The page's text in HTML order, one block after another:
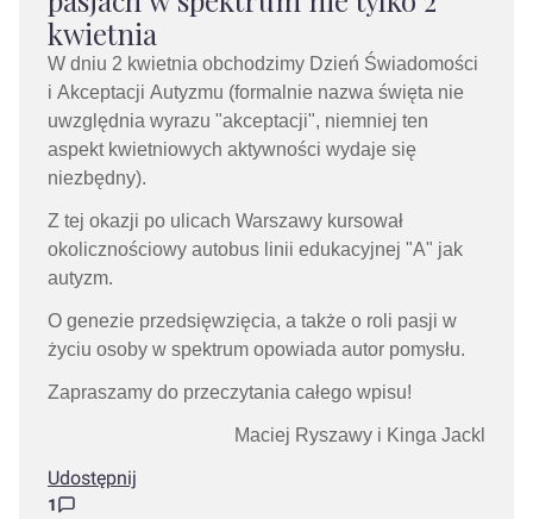
kwietnia
W dniu 2 kwietnia obchodzimy Dzień Świadomości
i Akceptacji Autyzmu (formalnie nazwa święta nie
uwzględnia wyrazu "akceptacji", niemniej ten
aspekt kwietniowych aktywności wydaje się
niezbędny).
Z tej okazji po ulicach Warszawy kursował
okolicznościowy autobus linii edukacyjnej "A" jak
autyzm.
O genezie przedsięwzięcia, a także o roli pasji w
życiu osoby w spektrum opowiada autor pomysłu.
Zapraszamy do przeczytania całego wpisu!
Maciej Ryszawy i Kinga Jackl
Udostępnij
1